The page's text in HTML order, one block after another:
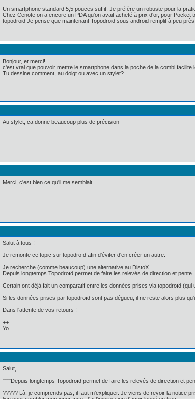
Un smartphone standard 5,5 pouces suffit. Je préfère un robuste pour la
Chez Cenote on a encore un PDA qu'on avait acheté à prix d'or, pour
topodroid Je pense que maintenant Topodroid sous android remplit à peu
Bonjour, et merci!
c'est vrai que pouvoir mettre le smartphone dans la poche de la combi
Tu dessine comment, au doigt ou avec un stylet?
Au stylet, ça donne beaucoup plus de précision
Merci, c'est bien ce qu'il me semblait.
Salut à tous !
Je remonte ce topic sur topodroïd afin d'éviter d'en créer un autre.
Je recherche (comme beaucoup) une alternative au DistoX.
Depuis longtemps Topodroïd permet de faire les relevés de direction et pente.
Certain ont déjà fait un comparatif entre les données prises via topodroïd
Si les données prises par topodroïd sont pas dégueu, il ne reste alors plus
Dans l'attente de vos retours !
++
Yo
Salut,
""""Depuis longtemps Topodroïd permet de faire les relevés de direction et
????? Là, je comprends pas, il faut m'expliquer. Je viens de revoir la notice